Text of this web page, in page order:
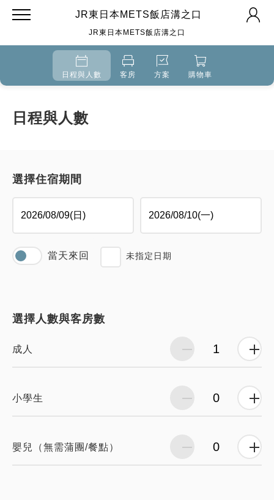
JR東日本METS飯店溝之口
JR東日本METS飯店溝之口
日程與人數 客房 方案 購物車
日程與人數
選擇住宿期間
當天來回 未指定日期
選擇人數與客房數
成人
小學生
嬰兒（無需蒲團/餐點）